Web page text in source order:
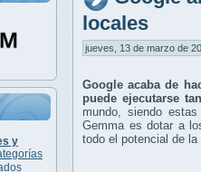
y
locales
jueves, 13 de marzo de
Google acaba de
puede ejecutarse
mundo, siendo
Gemma es dotar a
todo el potencial de